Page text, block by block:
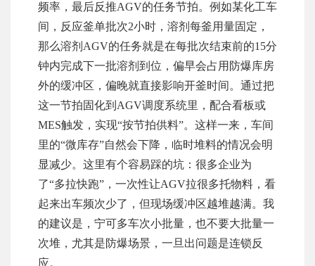
频率，最后反推AGV的任务节拍。例如某化工车
间，反应釜单批次2小时，溶剂每釜用量固定，
那么溶剂AGV的任务就是在每批次结束前的15分
钟内完成下一批溶剂到位，偏早会占用防爆库房
外的缓冲区，偏晚就直接影响开釜时间。通过把
这一节拍固化到AGV调度系统里，配合看板或
MES触发，实现“按节拍供料”。这样一来，车间
里的“微库存”自然会下降，临时堆料的情况会明
显减少。这里有个容易踩的坑：很多企业为
了“多拉快跑”，一次性让AGV拉很多托物料，看
起来出车频次少了，但现场缓冲区越堆越满。我
的建议是，宁可多车次小批量，也不要大批量一
次堆，尤其是防爆场景，一旦出问题是连锁反
应。